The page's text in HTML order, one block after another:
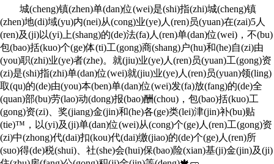
城(cheng)镇(zhen)单(dan)位(wei)是(shi)指(zhi)城(cheng)镇
(zhen)地(di)域(yu)内(nei)从(cong)业(ye)人(ren)员(yuan)在(zai)5人
(ren)及(ji)以(yi)上(shang)的(de)法(fa)人(ren)单(dan)位(wei)，不(bu)
包(bao)括(kuo)个(ge)体(ti)工(gong)商(shang)户(hu)和(he)自(zi)由
(you)职(zhi)业(ye)者(zhe)。就(jiu)业(ye)人(ren)员(yuan)工(gong)资
(zi)是(shi)指(zhi)单(dan)位(wei)就(jiu)业(ye)人(ren)员(yuan)领(ling)
取(qu)的(de)由(you)本(ben)单(dan)位(wei)发(fa)放(fang)的(de)全
(quan)部(bu)劳(lao)动(dong)报(bao)酬(chou)，包(bao)括(kuo)工
(gong)资(zi)、奖(jiang)金(jin)和(he)各(ge)类(lei)津(jin)补(bu)贴
(tie)™，以(yi)及(ji)单(dan)位(wei)从(cong)个(ge)人(ren)工(gong)资
(zi)中(zhong)代(dai)扣(kou)代(dai)缴(jiao)的(de)个(ge)人(ren)所
(suo)得(de)税(shui)、社(she)会(hui)保(bao)险(xian)基(ji)金(jin)及(ji)